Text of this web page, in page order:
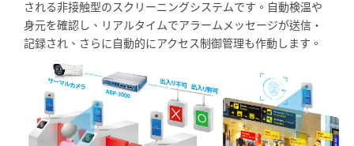
される非接触型のスクリーニングシステムです。自動検温や
身元を確認し、リアルタイムでアラームメッセージが送信・
記録され、さらに自動的にアクセス制御管理も作動します。